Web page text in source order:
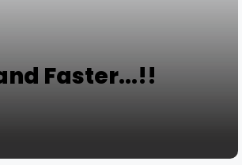
Faster...!!